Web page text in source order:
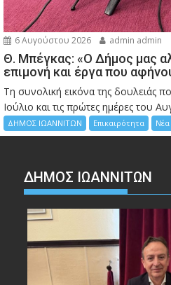
6 Αυγούστου 2026 admin admin
Θ. Μπέγκας: «Ο Δήμος μας
επιμονή και έργα που
Τη συνολική εικόνα της δουλειάς
Ιούλιο και τις πρώτες ημέρες του
ΔΗΜΟΣ ΙΩΑΝΝΙΤΩΝ Επικαιρότητα
ΔΗΜΟΣ ΙΩΑΝΝΙΤΩΝ